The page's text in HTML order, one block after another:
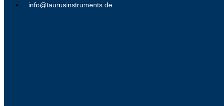
info@taurusinstruments.de